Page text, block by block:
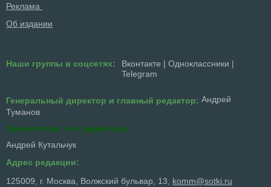
Реклама
Об издании
Наши группы в соцсетях: Вконтакте | Одноклассники |
Telegram
Генеральный директор и главный редактор: Андрей
Туманов
Заместитель ген. директора
Андрей Кутальчук
Адрес редакции:
125009, г. Москва, Волжский бульвар, 13, komm@sotki.ru